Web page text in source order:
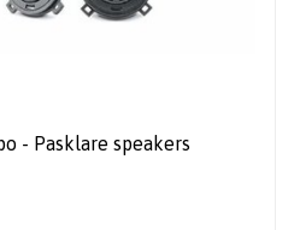
- Pasklare speakers